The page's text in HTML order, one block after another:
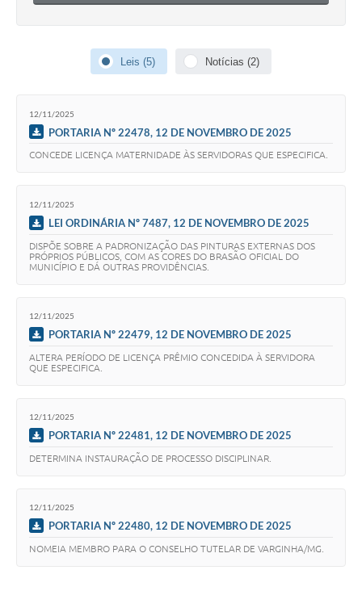
Leis (5) Notícias (2)
12/11/2025
PORTARIA Nº 22478, 12 DE NOVEMBRO DE 2025
CONCEDE LICENÇA MATERNIDADE ÀS SERVIDORAS QUE ESPECIFICA.
12/11/2025
LEI ORDINÁRIA Nº 7487, 12 DE NOVEMBRO DE 2025
DISPÕE SOBRE A PADRONIZAÇÃO DAS PINTURAS EXTERNAS DOS
PRÓPRIOS PÚBLICOS, COM AS CORES DO BRASÃO OFICIAL DO
MUNICÍPIO E DÁ OUTRAS PROVIDÊNCIAS.
12/11/2025
PORTARIA Nº 22479, 12 DE NOVEMBRO DE 2025
ALTERA PERÍODO DE LICENÇA PRÊMIO CONCEDIDA À SERVIDORA
QUE ESPECIFICA.
12/11/2025
PORTARIA Nº 22481, 12 DE NOVEMBRO DE 2025
DETERMINA INSTAURAÇÃO DE PROCESSO DISCIPLINAR.
12/11/2025
PORTARIA Nº 22480, 12 DE NOVEMBRO DE 2025
NOMEIA MEMBRO PARA O CONSELHO TUTELAR DE VARGINHA/MG.